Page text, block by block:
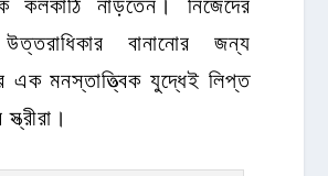
বানানোর জন্য
এক মনস্তাত্ত্বিক যুদ্ধেই লিপ্ত